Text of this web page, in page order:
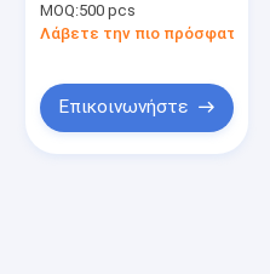
Πεζοπορία
Κατασκηνώσεις
Vox Polyester Strap
MOQ:500 pcs
Λάβετε την πιο πρόσφατη
Επικοινωνήστε